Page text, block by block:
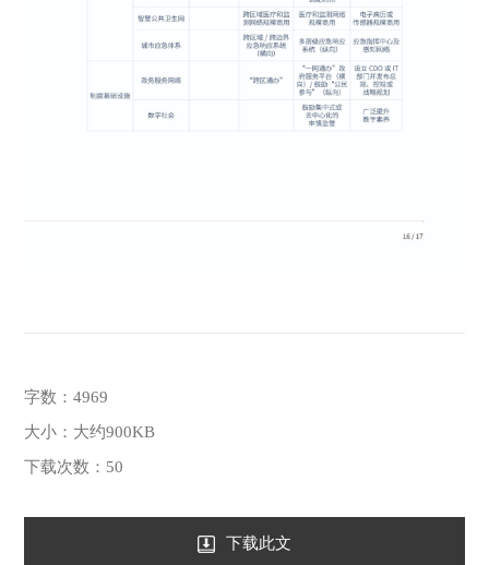
字数：4969
大小：大约900KB
下载次数：50
下载此文